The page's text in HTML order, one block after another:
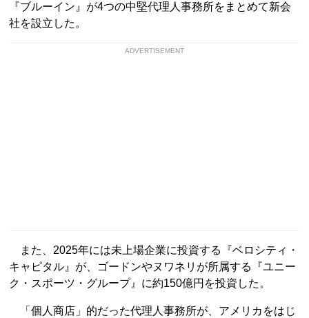
『ブルーイン』が4つの中堅代理人事務所をまとめて新会
社を設立した。
ADVERTISEMENT
また、2025年には未上場企業に投資する『ベロシティ・
キャピタル』が、ゴードンやヌワネリが所属する『ユニー
ク・スポーツ・グループ』に約150億円を投資した。
「個人商店」的だった代理人事務所が、アメリカをはじ